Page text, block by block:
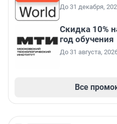
До 31 декабря,
Скидка 10%
год обучения
До 31 августа,
Все